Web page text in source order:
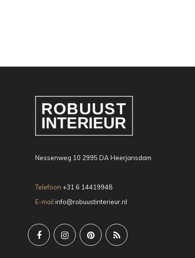
Nessenweg 10 2995 DA Heerjansdam
Telefoon +31 6 14419948
E-mail info@robuustinterieur.nl